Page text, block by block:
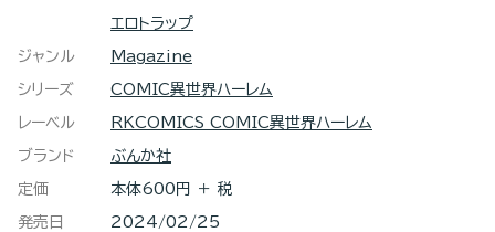
エロトラップ
ジャンル Magazine
シリーズ COMIC異世界ハーレム
レーベル RKCOMICS COMIC異世界ハーレム
ブランド ぶんか社
定価 本体600円 ＋ 税
発売日 2024/02/25